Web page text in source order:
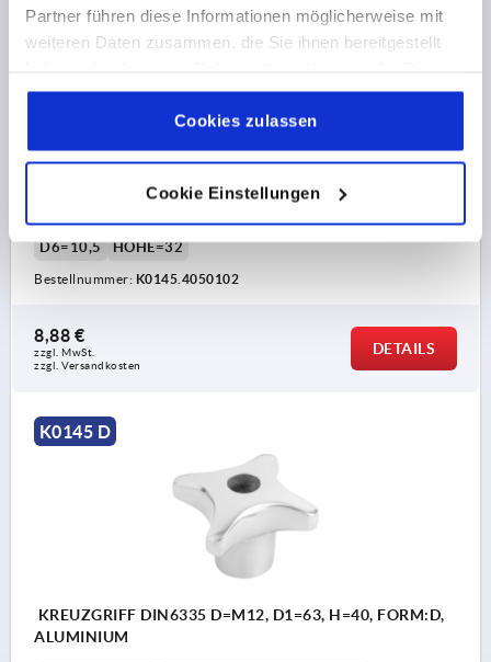
Partner führen diese Informationen möglicherweise mit
weiteren Daten zusammen, die Sie ihnen bereitgestellt
gesammelt haben.Cookie Richtlinien
Datenschutz|AGB
Cookies zulassen
Cookie Einstellungen
GEWINDE=M10
AUSSENDURCHMESSER=50
GEWINDETIEFE=18
FORM=D
OBERFLÄCHE GRUNDKÖRPER=POLIERT
D2=18
D6=10,5
HÖHE=32
Bestellnummer: K0145.4050102
8,88 €
zzgl. MwSt.
zzgl. Versandkosten
DETAILS
K0145 D
KREUZGRIFF DIN6335 D=M12, D1=63, H=40, FORM:D,
ALUMINIUM